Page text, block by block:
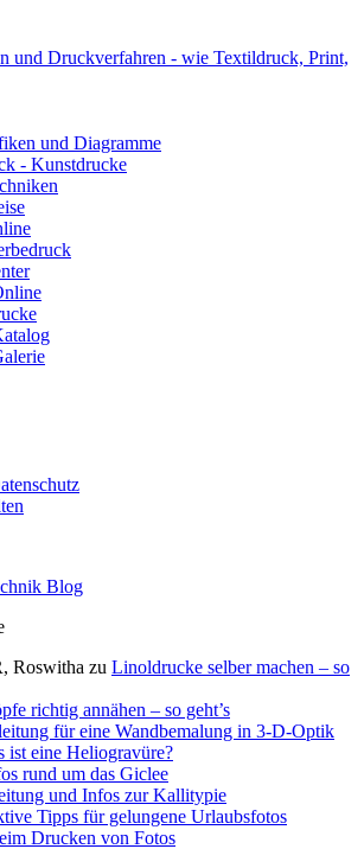
und Druckverfahren - wie Textildruck, Print,
und Diagramme
- Kunstdrucke
Blog
Roswitha zu Linoldrucke selber machen – so
richtig annähen – so geht’s
für eine Wandbemalung in 3-D-Optik
ist eine Heliogravüre?
rund um das Giclee
und Infos zur Kallitypie
Tipps für gelungene Urlaubsfotos
Drucken von Fotos